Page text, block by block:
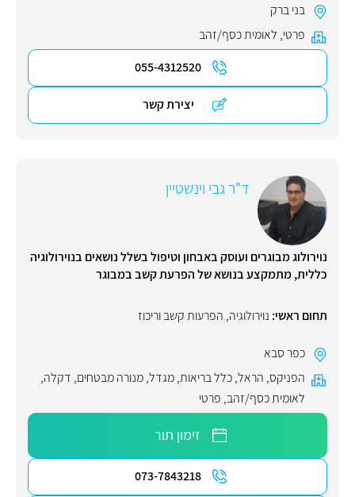
בני ברק
פרטי, לאומית כסף/זהב
055-4312520
יצירת קשר
ד"ר גבי וינשטיין
נוירולוג מבוגרים ועוסק באבחון וטיפול בשלל נושאים בנוירולוגיה
כללית, מתמקצע בנושא של הפרעת קשב במבוגר
תחום ראשי: נוירולוגיה, הפרעות קשב וריכוז
כפר סבא
הפניקס, הראל,כלל בריאות,מגדל,מנורה מבטחים, דקלה,
לאומית כסף/זהב, פרטי
זימון תור
073-7843218